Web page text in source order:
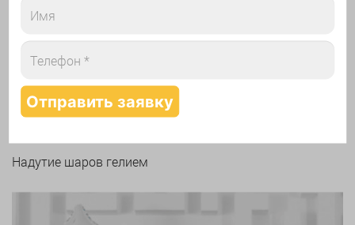
Арки и гирлянды из шаров
Надутие шаров гелием